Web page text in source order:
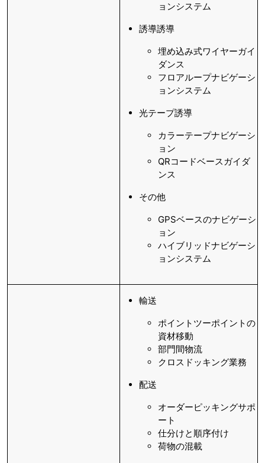
ョンシステム
誘導誘導
埋め込み式ワイヤーガイ
ダンス
フロアループナビゲーシ
ョンシステム
光テープ誘導
カラーテープナビゲーシ
ョン
QRコードベースガイダ
ンス
その他
GPSベースのナビゲーシ
ョン
ハイブリッドナビゲーシ
ョンシステム
輸送
ポイントツーポイントの
資材移動
部門間物流
クロスドッキング業務
配送
オーダーピッキングサポ
ート
仕分けと順序付け
荷物の混載